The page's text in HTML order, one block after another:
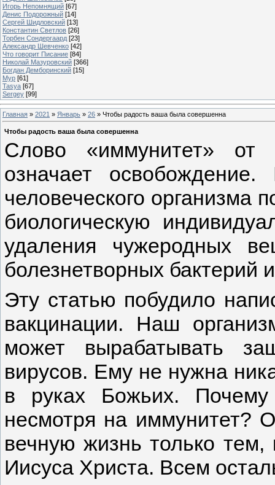
Игорь Непомнящий [67]
Денис Подорожный [14]
Сергей Шидловский [13]
Константин Светлов [26]
Торбен Сондергаард [23]
Александр Шевченко [42]
Что говорит Писание [84]
Николай Мазуровский [366]
Богдан Демборинский [15]
Мур [61]
Tasya [67]
Sergey [99]
Главная » 2021 » Январь » 26 » Чтобы радость ваша была совершенна
Чтобы радость ваша была совершенна
Слово «иммунитет» от
означает
человеческого организма
биологическую
удаления чужеродных
болезнетворных бактерий
Эту статью побудило
вакцинации. Наш
может вырабатывать
вирусов. Ему не нужна
в руках Божьих.
несмотря на иммунитет?
вечную жизнь только
Иисуса Христа. Всем